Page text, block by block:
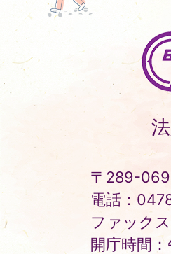
東
庄
町
〒289-
電話：
ファック
開庁時間